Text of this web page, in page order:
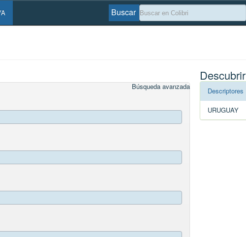
Buscar
Búsqueda avanzada
Descubrir
Descriptores
URUGUAY